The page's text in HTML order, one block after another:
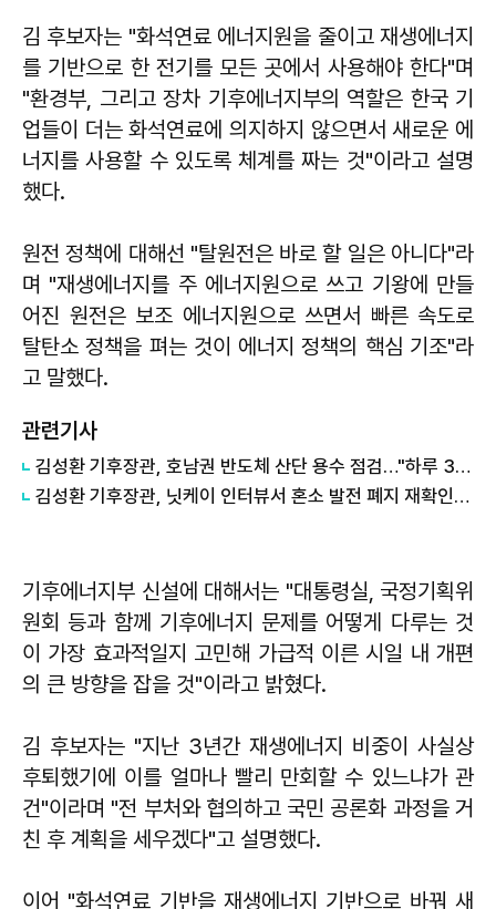
김 후보자는 "화석연료 에너지원을 줄이고 재생에너지
를 기반으로 한 전기를 모든 곳에서 사용해야 한다"며
"환경부, 그리고 장차 기후에너지부의 역할은 한국 기
업들이 더는 화석연료에 의지하지 않으면서 새로운 에
너지를 사용할 수 있도록 체계를 짜는 것"이라고 설명
했다.
원전 정책에 대해선 "탈원전은 바로 할 일은 아니다"라
며 "재생에너지를 주 에너지원으로 쓰고 기왕에 만들
어진 원전은 보조 에너지원으로 쓰면서 빠른 속도로
탈탄소 정책을 펴는 것이 에너지 정책의 핵심 기조"라
고 말했다.
관련기사
김성환 기후장관, 호남권 반도체 산단 용수 점검…"하루 30만t 재이용수 공급"
김성환 기후장관, 닛케이 인터뷰서 혼소 발전 폐지 재확인…"日 암모니아 조달 영향 전망"
기후에너지부 신설에 대해서는 "대통령실, 국정기획위
원회 등과 함께 기후에너지 문제를 어떻게 다루는 것
이 가장 효과적일지 고민해 가급적 이른 시일 내 개편
의 큰 방향을 잡을 것"이라고 밝혔다.
김 후보자는 "지난 3년간 재생에너지 비중이 사실상
후퇴했기에 이를 얼마나 빨리 만회할 수 있느냐가 관
건"이라며 "전 부처와 협의하고 국민 공론화 과정을 거
친 후 계획을 세우겠다"고 설명했다.
이어 "화석연료 기반을 재생에너지 기반으로 바꿔 새